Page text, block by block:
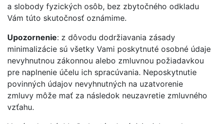
a slobody fyzických osôb, bez zbytočného odkladu
Vám túto skutočnosť oznámime.
Upozornenie: z dôvodu dodržiavania zásady
minimalizácie sú všetky Vami poskytnuté osobné údaje
nevyhnutnou zákonnou alebo zmluvnou požiadavkou
pre naplnenie účelu ich spracúvania. Neposkytnutie
povinných údajov nevyhnutných na uzatvorenie
zmluvy môže mať za následok neuzavretie zmluvného
vzťahu.